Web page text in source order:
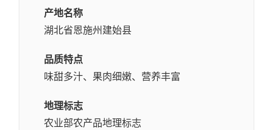
产地名称
湖北省恩施州建始县
品质特点
味甜多汁、果肉细嫩、营养丰富
地理标志
农业部农产品地理标志